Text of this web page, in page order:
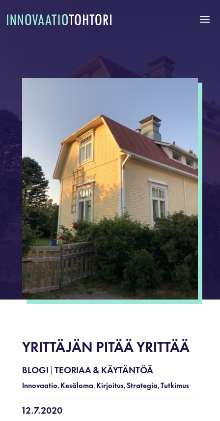
YRITTÄJÄN PITÄÄ YRITTÄÄ
BLOGI TEORIAA & KÄYTÄNTÖÄ
Innovaatio, Kesäloma, Kirjoitus,Strategia,Tutkimus
12.7.2020